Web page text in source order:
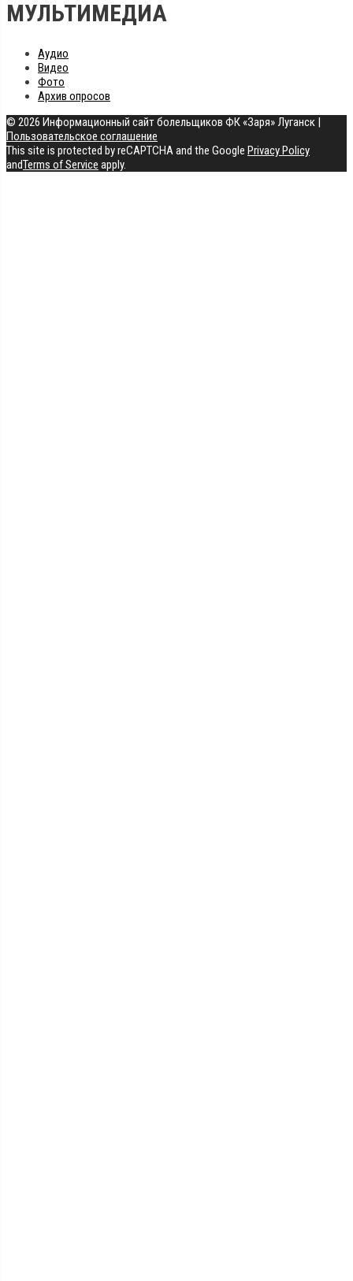
МУЛЬТИМЕДИА
Аудио
Видео
Фото
Архив опросов
© 2026 Информационный сайт болельщиков ФК «Заря» Луганск |
Пользовательское соглашение
This site is protected by reCAPTCHA and the Google Privacy Policy
andTerms of Service apply.